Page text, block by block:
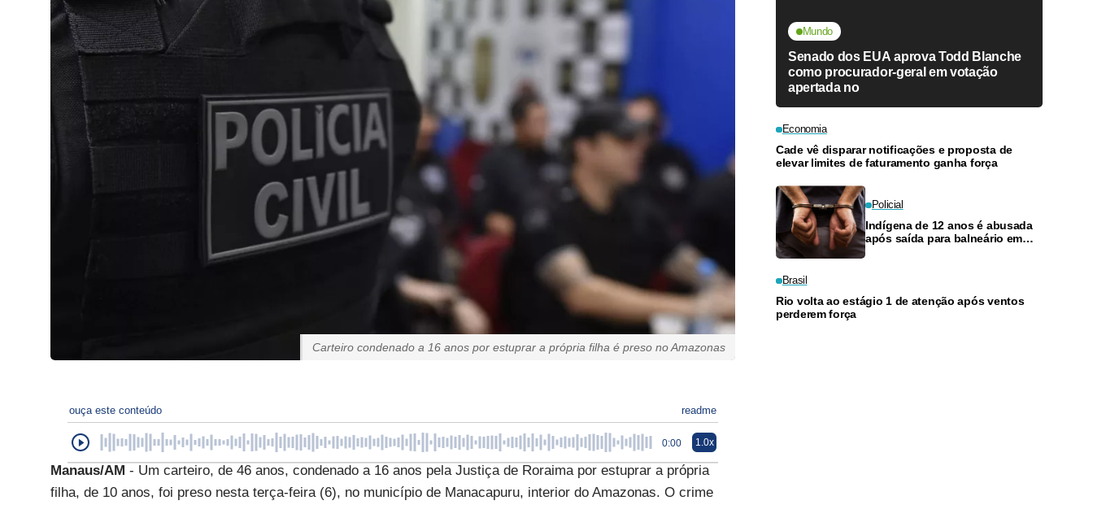
Carteiro condenado a 16 anos por estuprar a própria filha é preso no Amazonas
ouça este conteúdo readme
0:00 1.0x
Manaus/AM - Um carteiro, de 46 anos, condenado a 16 anos pela Justiça de Roraima por estuprar a própria
filha, de 10 anos, foi preso nesta terça-feira (6), no município de Manacapuru, interior do Amazonas. O crime
Mundo
Senado dos EUA aprova Todd Blanche
como procurador-geral em votação
apertada no
Economia
Cade vê disparar notificações e proposta de
elevar limites de faturamento ganha força
Policial
Indígena de 12 anos é abusada
após saída para balneário em
Brasil
Rio volta ao estágio 1 de atenção após ventos
perderem força